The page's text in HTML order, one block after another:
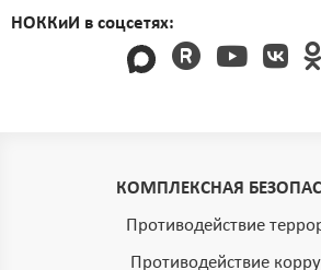
НОККиИ в соцсетях:
КОМПЛЕКСНАЯ
Противодействие
Противодействие